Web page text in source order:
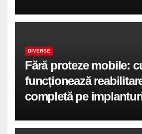
DIVERSE
Fără proteze mobile:
funcționează
completă pe